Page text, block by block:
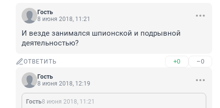
Гость
8 июня 2018, 11:21
И везде занимался шпионской и подрывной
деятельностью?
ОТВЕТИТЬ +0 –0
Гость
8 июня 2018, 12:19
Гость8 июня 2018, 11:21